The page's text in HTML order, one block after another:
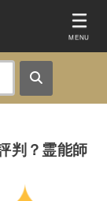
MENU
判？霊能師